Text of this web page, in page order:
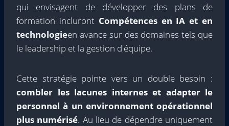
qui envisagent de développer des plans de
formation incluront Compétences en IA et en
technologieen avance sur des domaines tels que
le leadership et la gestion d'équipe.
Cette stratégie pointe vers un double besoin :
combler les lacunes internes et adapter le
personnel à un environnement opérationnel
plus numérisé. Au lieu de dépendre uniquement